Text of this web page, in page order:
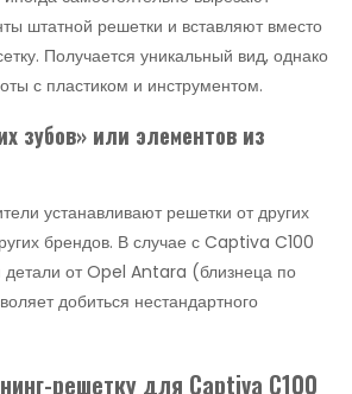
штатной решетки и вставляют вместо
Получается уникальный вид, однако
с пластиком и инструментом.
зубов» или элементов из
устанавливают решетки от других
брендов. В случае с Captiva C100
детали от Opel Antara (близнеца по
добиться нестандартного
решетку для Captiva C100